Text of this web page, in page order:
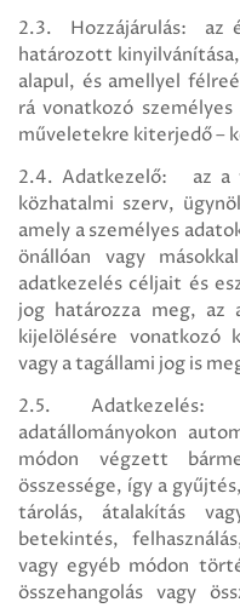
2.3. Hozzájárulás: az
határozott
alapul, és amellyel
rá vonatkozó
műveletekre kiterjedő –
2.4. Adatkezelő: az a
közhatalmi szerv,
amely a személyes
önállóan vagy
adatkezelés céljait és
jog határozza meg, az
kijelölésére vonatkozó
vagy a tagállami jog is
2.5. Adatkezelés:
adatállományokon
módon végzett
összessége, így a
tárolás, átalakítás
betekintés,
vagy egyéb módon
összehangolás vagy